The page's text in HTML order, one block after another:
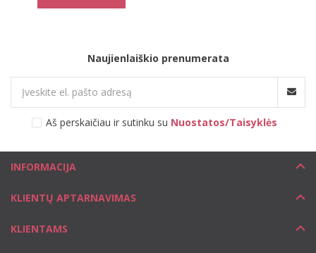
Naujienlaiškio prenumerata
Aš perskaičiau ir sutinku su Nuostatos/Taisyklės
INFORMACIJA
KLIENTŲ APTARNAVIMAS
KLIENTAMS